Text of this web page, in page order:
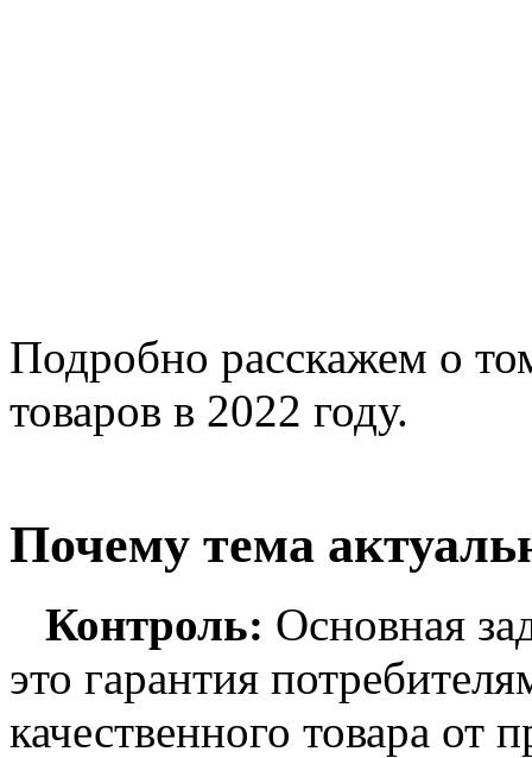
Подробно расскажем о
товаров в 2022 году.
Почему тема
Контроль: Основная
это гарантия
качественного товара от